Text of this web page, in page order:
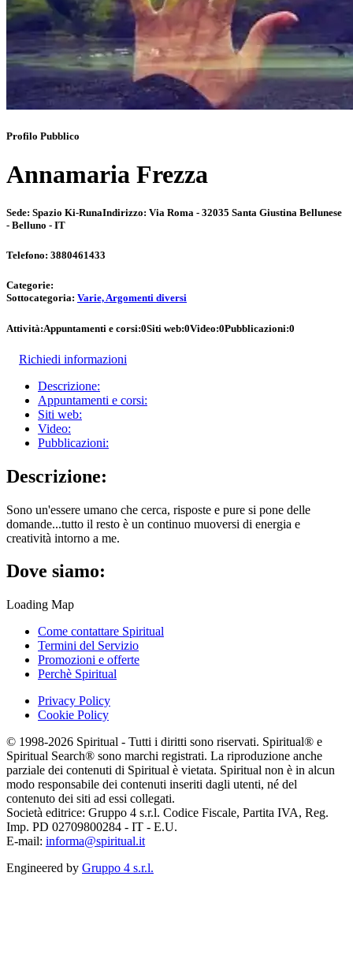
Profilo Pubblico
Annamaria Frezza
Sede: Spazio Ki-RunaIndirizzo: Via Roma - 32035 Santa Giustina Bellunese
- Belluno - IT
Telefono: 3880461433
Categorie:
Sottocategoria: Varie, Argomenti diversi
Attività:Appuntamenti e corsi:0Siti web:0Video:0Pubblicazioni:0
Richiedi informazioni
Descrizione:
Appuntamenti e corsi:
Siti web:
Video:
Pubblicazioni:
Descrizione:
Sono un'essere umano che cerca, risposte e pure si pone delle
domande...tutto il resto è un continuo muoversi di energia e
creatività intorno a me.
Dove siamo:
Loading Map
Come contattare Spiritual
Termini del Servizio
Promozioni e offerte
Perchè Spiritual
Privacy Policy
Cookie Policy
© 1998-2026 Spiritual - Tutti i diritti sono riservati. Spiritual® e
Spiritual Search® sono marchi registrati. La riproduzione anche
parziale dei contenuti di Spiritual è vietata. Spiritual non è in alcun
modo responsabile dei contenuti inseriti dagli utenti, né del
contenuto dei siti ad essi collegati.
Società editrice: Gruppo 4 s.r.l. Codice Fiscale, Partita IVA, Reg.
Imp. PD 02709800284 - IT - E.U.
E-mail: informa@spiritual.it
Engineered by Gruppo 4 s.r.l.